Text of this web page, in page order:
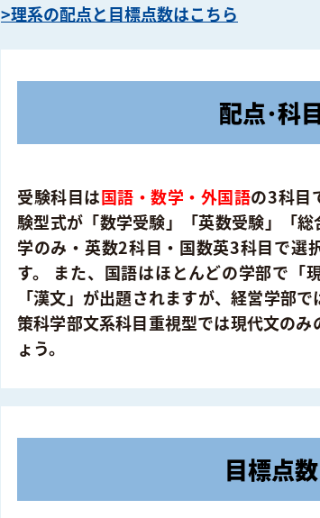
>理系の配点と目標点数はこちら
配点･科
受験科目は国語・数学・外国語の3科目
験型式が「数学受験」「英数受験」「
学のみ・英数2科目・国数英3科目で選
す。 また、国語はほとんどの学部で「
「漢文」が出題されますが、経営学部
策科学部文系科目重視型では現代文の
ょう。
目標点数